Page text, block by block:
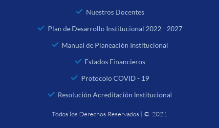
Nuestros Docentes
Plan de Desarrollo Institucional 2022 - 2027
Manual de Planeación Institucional
Estados Financieros
Protocolo COVID - 19
Resolución Acreditación Institucional
Todos los Derechos Reservados | © 2021